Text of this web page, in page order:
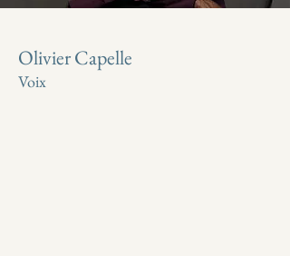
Olivier Capelle
Voix